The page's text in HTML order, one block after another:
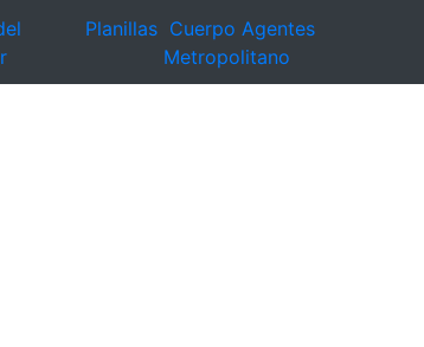
Planillas Cuerpo Agentes
Metropolitano